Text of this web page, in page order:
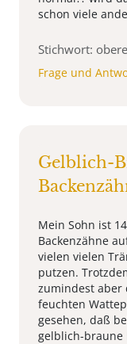
schon viele
Stichwort:
Frage und
Gelblich-
Mein Sohn ist
Backenzähne
vielen vielen
putzen.
zumindest aber
feuchten
gesehen, daß
gelblich-braune